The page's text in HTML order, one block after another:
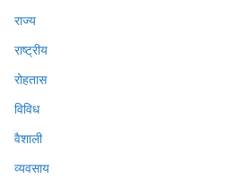
राज्य
राष्ट्रीय
रोहतास
विविध
वैशाली
व्यवसाय